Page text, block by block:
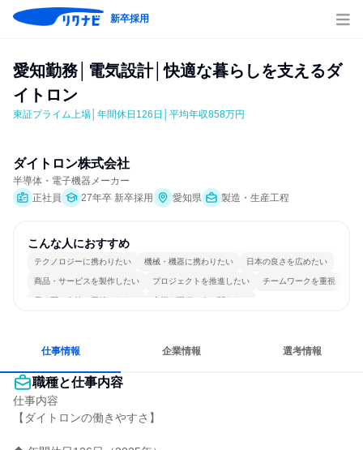
新卒採用
愛知勤務│電気設計│快適な暮らしを支えるダ
イトロン
東証プライム上場│年間休日126日│平均年収858万円
ダイトロン株式会社
半導体・電子機器メーカー
正社員
27年卒 新卒採用 愛知県 製造・生産工程
こんな人におすすめ
テクノロジーに携わりたい 機械・機器に携わりたい 日本の良さを広めたい
商品・サービスを製作したい プロジェクトを推進したい チームワークを重視
長く同じ会社に居続けられる 多様な職種の人と関われる
仕事情報 企業情報 選考情報
職種と仕事内容
仕事内容
【ダイトロンの働きやすさ】